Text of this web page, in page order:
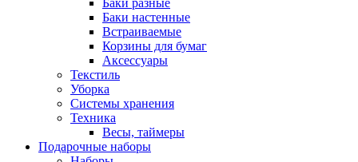
Баки разные
Баки настенные
Встраиваемые
Корзины для бумаг
Аксессуары
Текстиль
Уборка
Системы хранения
Техника
Весы, таймеры
Подарочные наборы